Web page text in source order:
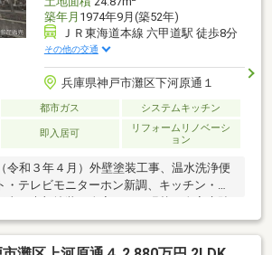
築年月 1974年9月(築52年)
ＪＲ東海道本線 六甲道駅 徒歩8分
その他の交通
兵庫県神戸市灘区下河原通１
都市ガス システムキッチン
即入居可
リフォームリノベーシ
ョン
和３年４月）外壁塗装工事、温水洗浄便
テレビモニターホン新調、キッチン・浴
で日当り通風良好です！※建ぺい率、容
います。※写真中の家具等の調度品は対象